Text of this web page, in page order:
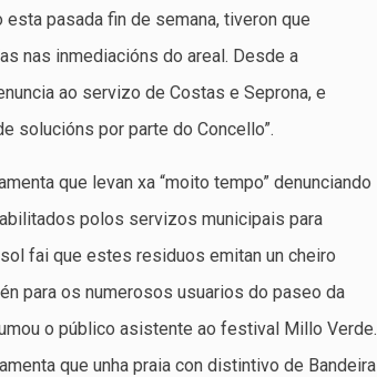
pasada fin de semana, tiveron que
nas inmediacións do areal. Desde a
ao servizo de Costas e Seprona, e
solucións por parte do Concello”.
que levan xa “moito tempo” denunciando
polos servizos municipais para
fai que estes residuos emitan un cheiro
para os numerosos usuarios do paseo da
o público asistente ao festival Millo Verde.
que unha praia con distintivo de Bandeira